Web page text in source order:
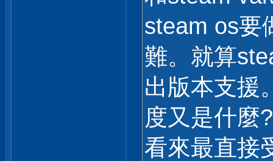
steam os要
難。就算
出版本支援
度又是什麼?
看來最直接